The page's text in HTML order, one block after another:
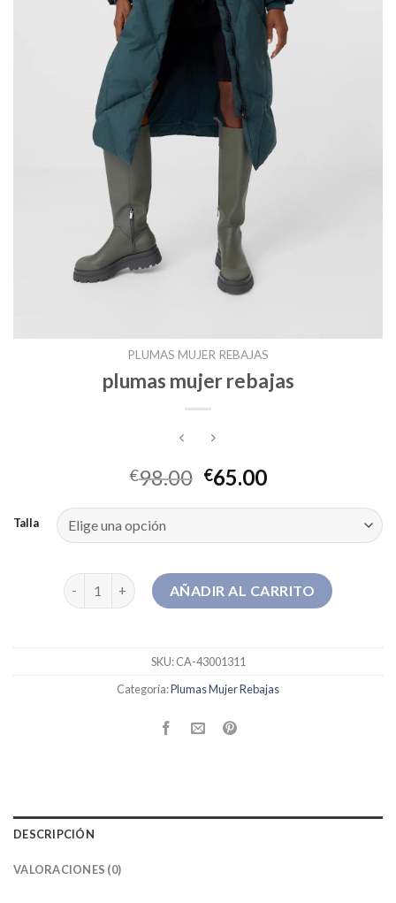
PLUMAS MUJER REBAJAS
plumas mujer rebajas
€98.00 €65.00
Talla
plumas mujer rebajas cantidadAÑADIR AL CARRITO
SKU:CA-43001311
Categoría:Plumas Mujer Rebajas
DESCRIPCIÓN
VALORACIONES (0)